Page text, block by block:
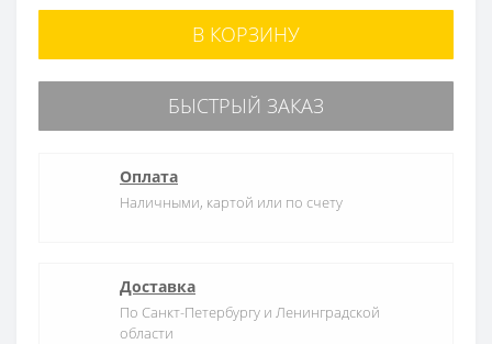
В КОРЗИНУ
БЫСТРЫЙ ЗАКАЗ
Оплата
Наличными, картой или по счету
Доставка
По Санкт-Петербургу и Ленинградской
области